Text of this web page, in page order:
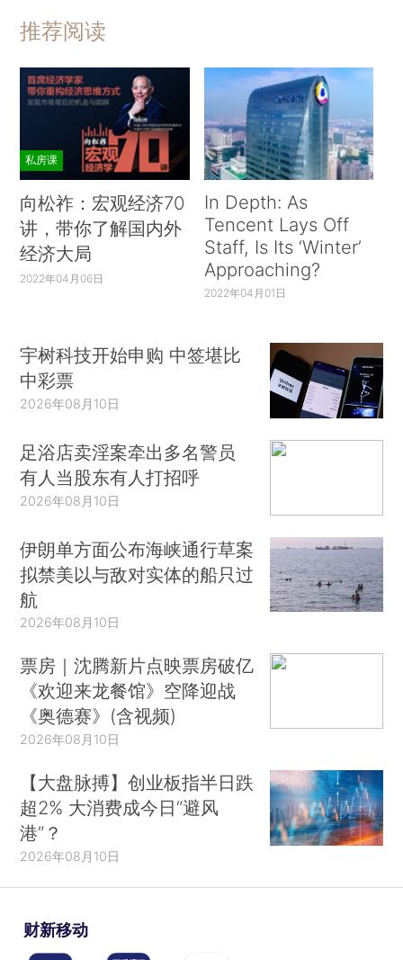
推荐阅读
私房课
向松祚：宏观经济70
讲，带你了解国内外
经济大局
2022年04月06日
In Depth: As
Tencent Lays Off
Staff, Is Its ‘Winter’
Approaching?
2022年04月01日
宇树科技开始申购 中签堪比
中彩票
2026年08月10日
足浴店卖淫案牵出多名警员
有人当股东有人打招呼
2026年08月10日
伊朗单方面公布海峡通行草案
拟禁美以与敌对实体的船只过
航
2026年08月10日
票房｜沈腾新片点映票房破亿
《欢迎来龙餐馆》空降迎战
《奥德赛》(含视频)
2026年08月10日
【大盘脉搏】创业板指半日跌
超2% 大消费成今日“避风
港”？
2026年08月10日
财新移动